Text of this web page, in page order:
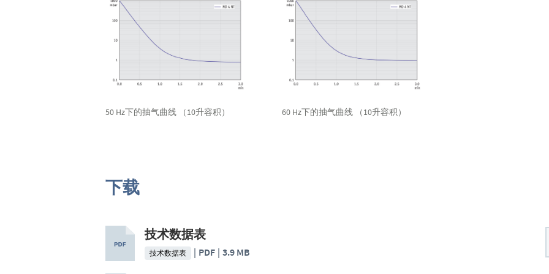
50 Hz下的抽气曲线 （10升容积） 60 Hz下的抽气曲线 （10升容积）
下载
技术数据表
技术数据表 PDF 3.9 MB